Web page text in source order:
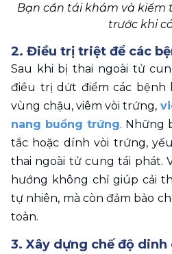
Bạn cần tái khám và kiểm
trước khi
2. Điều trị triệt để các
Sau khi bị thai ngoài tử
điều trị dứt điểm các bệnh
vùng chậu, viêm vòi trứng,
nang buồng trứng. Những
tắc hoặc dính vòi trứng,
thai ngoài tử cung tái phát.
hướng không chỉ giúp cải
tự nhiên, mà còn đảm bảo
toàn.
3. Xây dựng chế độ